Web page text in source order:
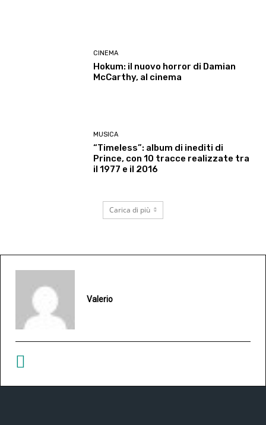
CINEMA
Hokum: il nuovo horror di Damian
McCarthy, al cinema
MUSICA
“Timeless”: album di inediti di
Prince, con 10 tracce realizzate tra
il 1977 e il 2016
Carica di più
Valerio